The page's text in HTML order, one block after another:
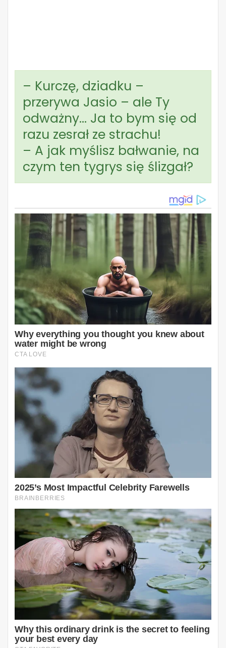
– Kurczę, dziadku –
przerywa Jasio – ale Ty
odważny… Ja to bym się od
razu zesrał ze strachu!
– A jak myślisz bałwanie, na
czym ten tygrys się ślizgał?